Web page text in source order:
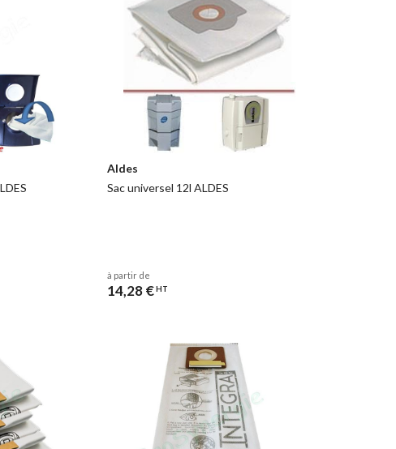
Aldes
Sac universel 12l ALDES
à partir de
14,28 €HT